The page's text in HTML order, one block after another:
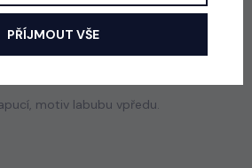
Jak vybrat správnou velikost?
motiv labubu vpředu.
PŘÍJMOUT VŠE